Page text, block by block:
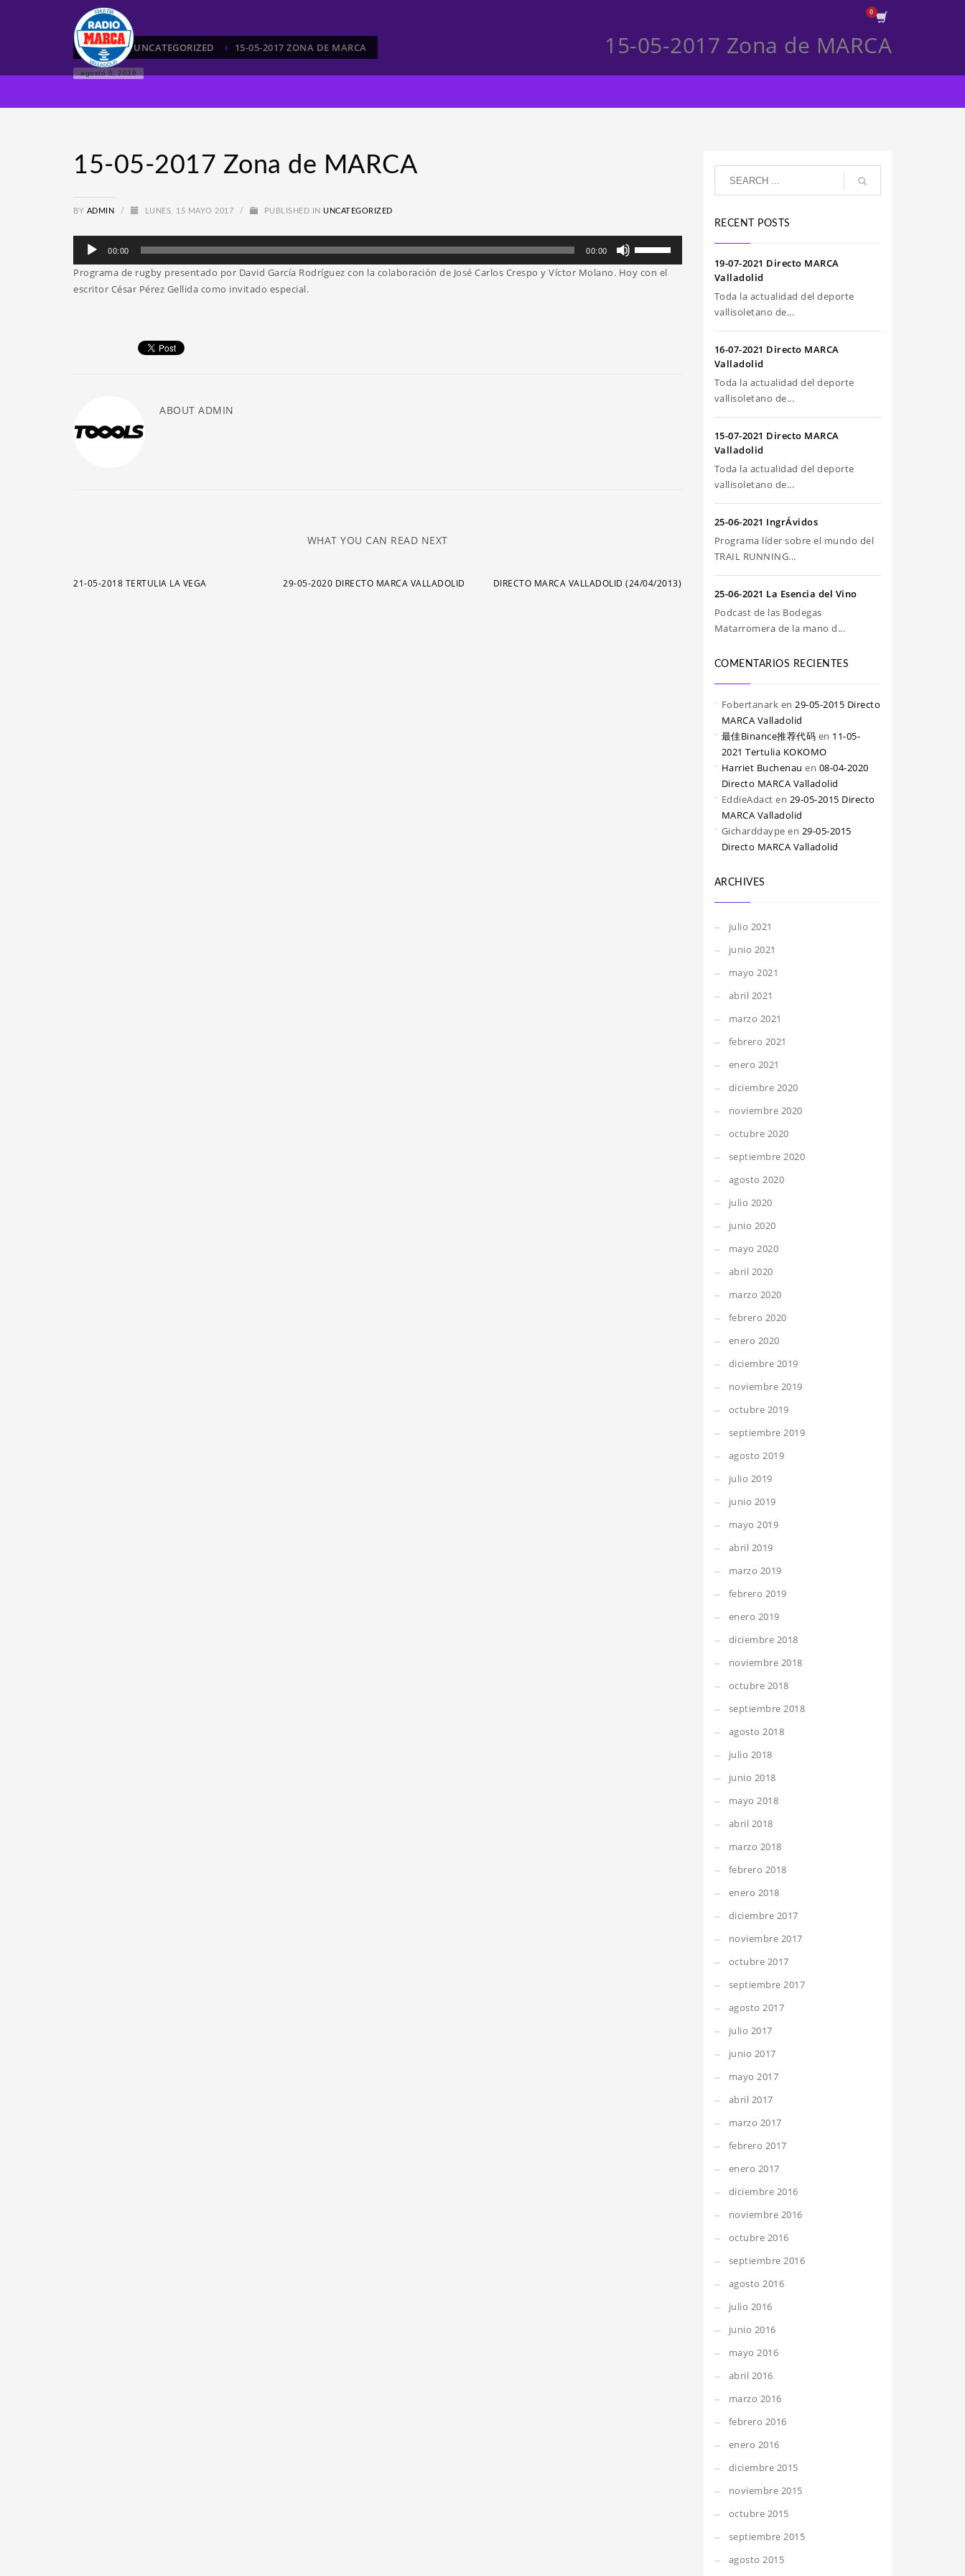
HOME UNCATEGORIZED 15-05-2017 ZONA DE MARCA
agosto 8, 2026
15-05-2017 Zona de MARCA
15-05-2017 Zona de MARCA
BY ADMIN / LUNES, 15 MAYO 2017 / PUBLISHED IN UNCATEGORIZED
Reproductor
audio
00:00 00:00
teclas
Programa de rugby presentado por David García Rodríguez con la colaboración de José Carlos Crespo y Víctor Molano. Hoy con el
escritor César Pérez Gellida como invitado especial.
ABOUT ADMIN
WHAT YOU CAN READ NEXT
21-05-2018 TERTULIA LA VEGA 29-05-2020 DIRECTO MARCA VALLADOLID DIRECTO MARCA VALLADOLID (24/04/2013)
RECENT POSTS
19-07-2021 Directo MARCA
Valladolid
Toda la actualidad del deporte
vallisoletano de...
16-07-2021 Directo MARCA
Valladolid
Toda la actualidad del deporte
vallisoletano de...
15-07-2021 Directo MARCA
Valladolid
Toda la actualidad del deporte
vallisoletano de...
25-06-2021 IngrÁvidos
Programa líder sobre el mundo del
TRAIL RUNNING...
25-06-2021 La Esencia del Vino
Podcast de las Bodegas
Matarromera de la mano d...
COMENTARIOS RECIENTES
Fobertanark en 29-05-2015 Directo
MARCA Valladolid
最佳Binance推荐代码 en 11-05-
2021 Tertulia KOKOMO
Harriet Buchenau en 08-04-2020
Directo MARCA Valladolid
EddieAdact en 29-05-2015 Directo
MARCA Valladolid
Gicharddaype en 29-05-2015
Directo MARCA Valladolid
ARCHIVES
julio 2021
junio 2021
mayo 2021
abril 2021
marzo 2021
febrero 2021
enero 2021
diciembre 2020
noviembre 2020
octubre 2020
septiembre 2020
agosto 2020
julio 2020
junio 2020
mayo 2020
abril 2020
marzo 2020
febrero 2020
enero 2020
diciembre 2019
noviembre 2019
octubre 2019
septiembre 2019
agosto 2019
julio 2019
junio 2019
mayo 2019
abril 2019
marzo 2019
febrero 2019
enero 2019
diciembre 2018
noviembre 2018
octubre 2018
septiembre 2018
agosto 2018
julio 2018
junio 2018
mayo 2018
abril 2018
marzo 2018
febrero 2018
enero 2018
diciembre 2017
noviembre 2017
octubre 2017
septiembre 2017
agosto 2017
julio 2017
junio 2017
mayo 2017
abril 2017
marzo 2017
febrero 2017
enero 2017
diciembre 2016
noviembre 2016
octubre 2016
septiembre 2016
agosto 2016
julio 2016
junio 2016
mayo 2016
abril 2016
marzo 2016
febrero 2016
enero 2016
diciembre 2015
noviembre 2015
octubre 2015
septiembre 2015
agosto 2015